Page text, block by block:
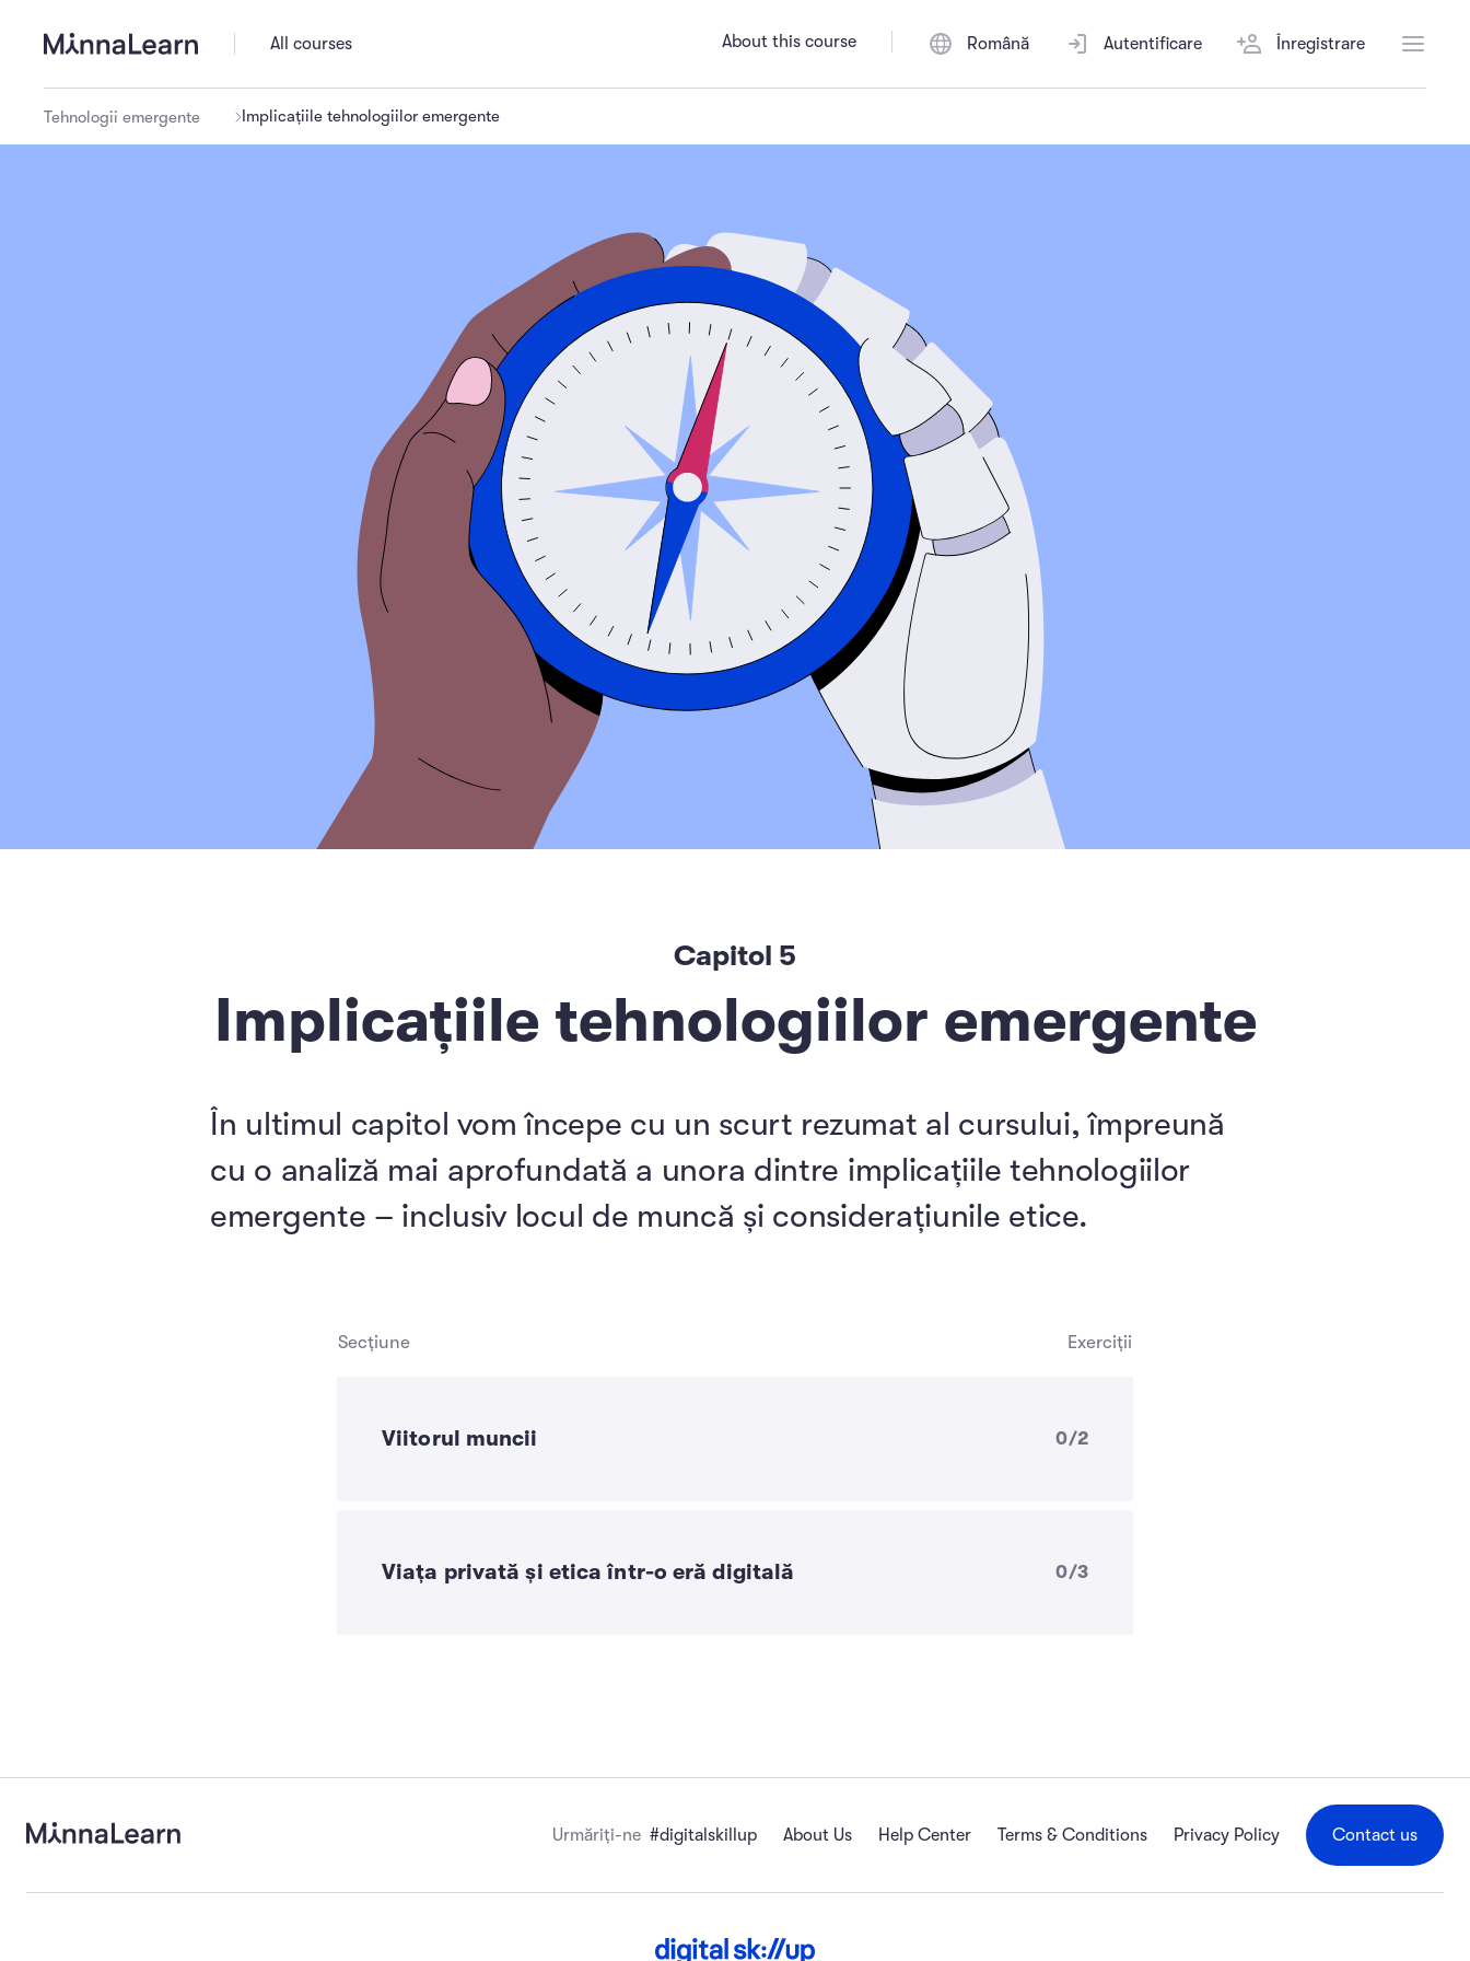
All courses About this course Română Autentificare Înregistrare
Tehnologii emergente Implicațiile tehnologiilor emergente
Capitol 5
Implicațiile tehnologiilor emergente
În ultimul capitol vom începe cu un scurt rezumat al cursului, împreună
cu o analiză mai aprofundată a unora dintre implicațiile tehnologiilor
emergente – inclusiv locul de muncă și considerațiunile etice.
Secțiune Exerciții
Viitorul muncii 0/2
Viața privată și etica într-o eră digitală 0/3
Urmăriți-ne #digitalskillup About Us Help Center Terms & Conditions Privacy Policy Contact us